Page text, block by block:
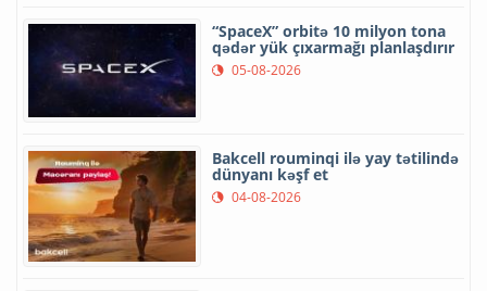
“SpaceX” orbitə 10 milyon tona
qədər yük çıxarmağı planlaşdırır
05-08-2026
Bakcell rouminqi ilə yay tətilində
dünyanı kəşf et
04-08-2026